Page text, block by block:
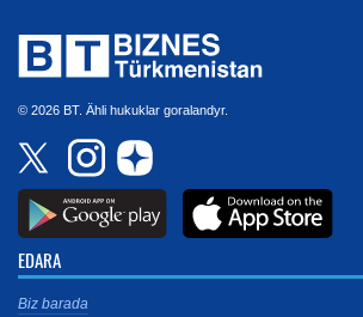
© 2026 BT. Ähli hukuklar goralandyr.
EDARA
Biz barada